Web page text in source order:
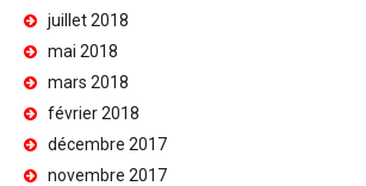
juillet 2018
mai 2018
mars 2018
février 2018
décembre 2017
novembre 2017